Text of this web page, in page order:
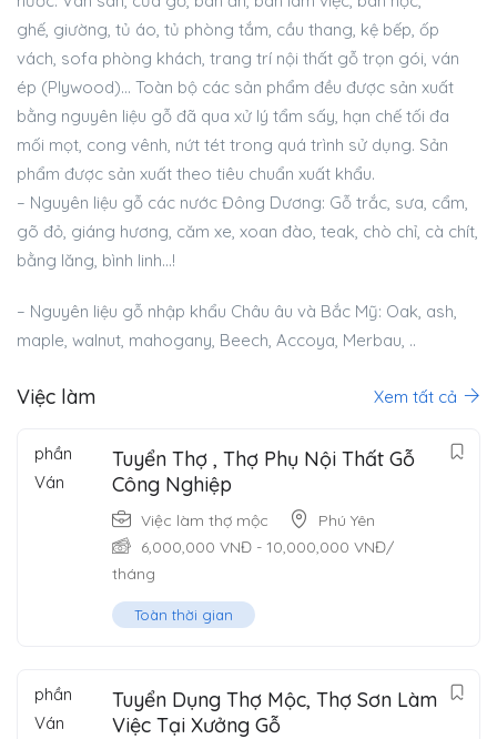
ghế, giường, tủ áo, tủ phòng tắm, cầu thang, kệ bếp, ốp
vách, sofa phòng khách, trang trí nội thất gỗ trọn gói, ván
ép (Plywood)… Toàn bộ các sản phẩm đều được sản xuất
bằng nguyên liệu gỗ đã qua xử lý tẩm sấy, hạn chế tối đa
mối mọt, cong vênh, nứt tét trong quá trình sử dụng. Sản
phẩm được sản xuất theo tiêu chuẩn xuất khẩu.
– Nguyên liệu gỗ các nước Đông Dương: Gỗ trắc, sưa, cẩm,
gõ đỏ, giáng hương, căm xe, xoan đào, teak, chò chỉ, cà chít,
bằng lăng, bình linh…!
– Nguyên liệu gỗ nhập khẩu Châu âu và Bắc Mỹ: Oak, ash,
maple, walnut, mahogany, Beech, Accoya, Merbau, ..
Việc làm Xem tất cả
Tuyển Thợ , Thợ Phụ Nội Thất Gỗ
Công Nghiệp
Việc làm thợ mộc
Phú Yên
6,000,000 VNĐ - 10,000,000 VNĐ/
tháng
Toàn thời gian
Tuyển Dụng Thợ Mộc, Thợ Sơn Làm
Việc Tại Xưởng Gỗ